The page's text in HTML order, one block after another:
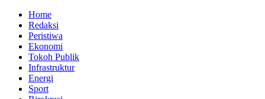
Home
Redaksi
Peristiwa
Ekonomi
Tokoh Publik
Infrastruktur
Energi
Sport